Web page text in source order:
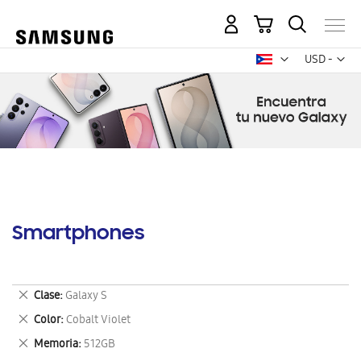
USD -
dólar
Mi carrito
Smartphones
Clase Galaxy S
Eliminar
este
artículo
Color Cobalt Violet
Eliminar
este
artículo
Memoria 512GB
Eliminar